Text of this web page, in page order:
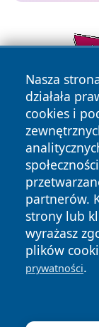
Nasza
działała
cookies i
partnerów.
strony lub
wyrażasz
plików
prywatności.
Copyright ©
News Autorzy